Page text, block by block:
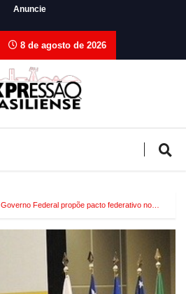
Anuncie
8 de agosto de 2026
Governo Federal propõe pacto federativo no…